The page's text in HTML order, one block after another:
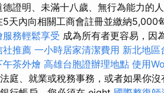
證明、未滿十八歲、無行為能力的人
5天內向相關工商會註冊並繳納5,000
服務輕鬆享受 成為所有者更容易，因
社推薦 一小時居家清潔費用 新北地區
茶外燴 高雄台胞證辦理地點 使用
庭、就業或稅務事務，或者如果你